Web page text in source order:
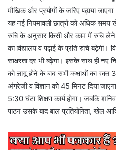
मौखिक और प्रयोगों के जरिए पढ़ाया
यह नई नियमावली छात्रों को अधिक
रुचि के अनुसार किसी और काम में रुचि लेने
का विद्यालय व पढ़ाई के प्रति रुचि बढ़ेगी।
साक्षरता दर भी बढ़ेगा। इसके साथ ही
को लागू होने के बाद सभी कक्षाओं का वक्त
अंग्रेजी व विज्ञान को 45 मिनट दिया
5:30 घंटा शिक्षण कार्य होगा। जबकि
पाठन उसके बाद बाल प्रतियोगिता, खेल